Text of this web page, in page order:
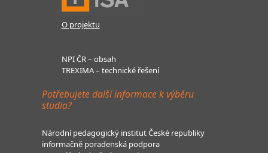
O projektu
NPI ČR – obsah
TREXIMA – technické řešení
Potřebujete další informace k výběru
studia?
Národní pedagogický institut České republiky
informačně poradenská podpora